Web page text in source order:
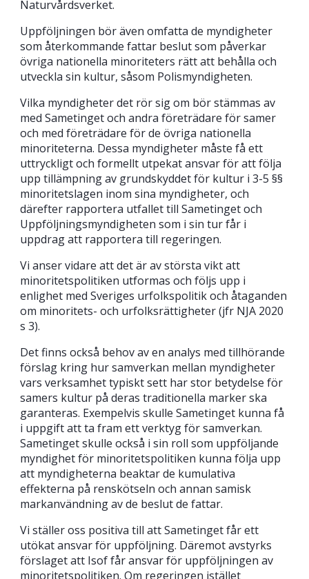
Naturvårdsverket.
Uppföljningen bör även omfatta de myndigheter
som återkommande fattar beslut som påverkar
övriga nationella minoriteters rätt att behålla och
utveckla sin kultur, såsom Polismyndigheten.
Vilka myndigheter det rör sig om bör stämmas av
med Sametinget och andra företrädare för samer
och med företrädare för de övriga nationella
minoriteterna. Dessa myndigheter måste få ett
uttryckligt och formellt utpekat ansvar för att följa
upp tillämpning av grundskyddet för kultur i 3-5 §§
minoritetslagen inom sina myndigheter, och
därefter rapportera utfallet till Sametinget och
Uppföljningsmyndigheten som i sin tur får i
uppdrag att rapportera till regeringen.
Vi anser vidare att det är av största vikt att
minoritetspolitiken utformas och följs upp i
enlighet med Sveriges urfolkspolitik och åtaganden
om minoritets- och urfolksrättigheter (jfr NJA 2020
s 3).
Det finns också behov av en analys med tillhörande
förslag kring hur samverkan mellan myndigheter
vars verksamhet typiskt sett har stor betydelse för
samers kultur på deras traditionella marker ska
garanteras. Exempelvis skulle Sametinget kunna få
i uppgift att ta fram ett verktyg för samverkan.
Sametinget skulle också i sin roll som uppföljande
myndighet för minoritetspolitiken kunna följa upp
att myndigheterna beaktar de kumulativa
effekterna på renskötseln och annan samisk
markanvändning av de beslut de fattar.
Vi ställer oss positiva till att Sametinget får ett
utökat ansvar för uppföljning. Däremot avstyrks
förslaget att Isof får ansvar för uppföljningen av
minoritetspolitiken. Om regeringen istället